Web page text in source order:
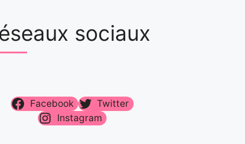
sociaux
Facebook
Twitter
Instagram